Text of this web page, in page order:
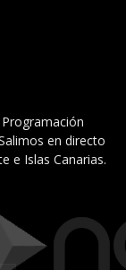
en directo
e Islas Canarias.